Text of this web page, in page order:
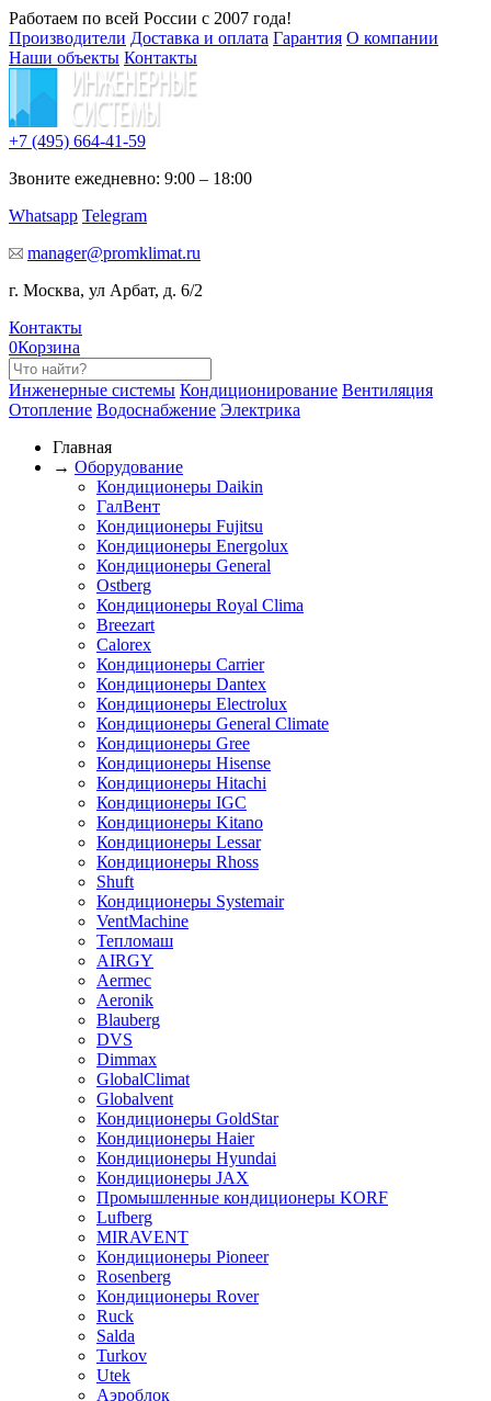
Работаем по всей России с 2007 года!
Производители Доставка и оплата Гарантия О компании
Наши объекты Контакты
+7 (495) 664-41-59
Звоните ежедневно: 9:00 – 18:00
Whatsapp Telegram
manager@promklimat.ru
г. Москва, ул Арбат, д. 6/2
Контакты
0Корзина
Инженерные системы Кондиционирование Вентиляция
Отопление Водоснабжение Электрика
Главная
→ Оборудование
Кондиционеры Daikin
ГалВент
Кондиционеры Fujitsu
Кондиционеры Energolux
Кондиционеры General
Ostberg
Кондиционеры Royal Clima
Breezart
Calorex
Кондиционеры Carrier
Кондиционеры Dantex
Кондиционеры Electrolux
Кондиционеры General Climate
Кондиционеры Gree
Кондиционеры Hisense
Кондиционеры Hitachi
Кондиционеры IGC
Кондиционеры Kitano
Кондиционеры Lessar
Кондиционеры Rhoss
Shuft
Кондиционеры Systemair
VentMachine
Тепломаш
AIRGY
Aermec
Aeronik
Blauberg
DVS
Dimmax
GlobalClimat
Globalvent
Кондиционеры GoldStar
Кондиционеры Haier
Кондиционеры Hyundai
Кондиционеры JAX
Промышленные кондиционеры KORF
Lufberg
MIRAVENT
Кондиционеры Pioneer
Rosenberg
Кондиционеры Rover
Ruck
Salda
Turkov
Utek
Аэроблок